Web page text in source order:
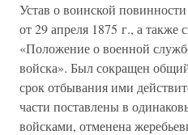
Устав о воинской
от 29 апреля 1875 г., а также
«Положение о военной
войска». Был сокращен
срок отбывания ими
части поставлены в
войсками, отменена